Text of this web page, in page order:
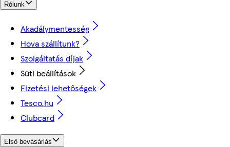
Rólunk
Akadálymentesség
Hova szállítunk?
Szolgáltatás díjak
Süti beállítások
Fizetési lehetőségek
Tesco.hu
Clubcard
Első bevásárlás